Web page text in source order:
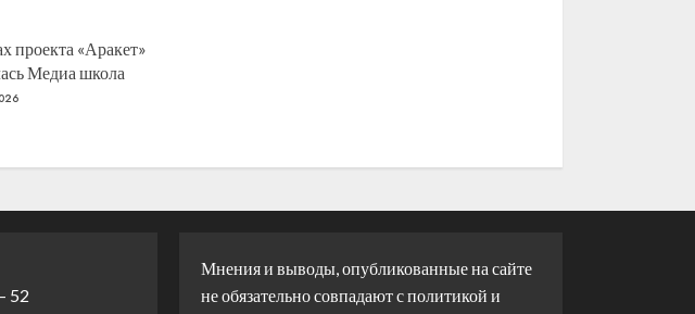
проекта «Аракет»
Медиа школа
52
Мнения и выводы, опубликованные на сайте
не обязательно совпадают с политикой и